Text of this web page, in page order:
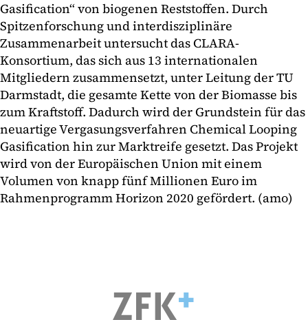
Gasification“ von biogenen Reststoffen. Durch
Spitzenforschung und interdisziplinäre
Zusammenarbeit untersucht das CLARA-
Konsortium, das sich aus 13 internationalen
Mitgliedern zusammensetzt, unter Leitung der TU
Darmstadt, die gesamte Kette von der Biomasse bis
zum Kraftstoff. Dadurch wird der Grundstein für das
neuartige Vergasungsverfahren Chemical Looping
Gasification hin zur Marktreife gesetzt. Das Projekt
wird von der Europäischen Union mit einem
Volumen von knapp fünf Millionen Euro im
Rahmenprogramm Horizon 2020 gefördert. (amo)